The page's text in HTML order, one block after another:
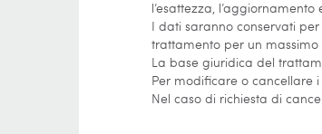
l’esattezza,
I dati saranno conservati per
trattamento per un massimo
La base giuridica del
Per modificare o cancellare
Nel caso di richiesta di